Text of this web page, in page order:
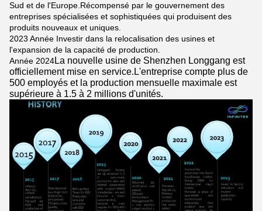
Sud et de l'Europe.Récompensé par le gouvernement des
entreprises spécialisées et sophistiquées qui produisent des
produits nouveaux et uniques.
2023 Année Investir dans la relocalisation des usines et
l'expansion de la capacité de production.
Année 2024La nouvelle usine de Shenzhen Longgang est
officiellement mise en service.L'entreprise compte plus de
500 employés et la production mensuelle maximale est
supérieure à 1.5 à 2 millions d'unités.